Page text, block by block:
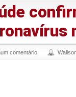
comentário